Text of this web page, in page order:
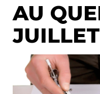
Actualités
Journal
Juridique
Mot de l'éditeur
AU